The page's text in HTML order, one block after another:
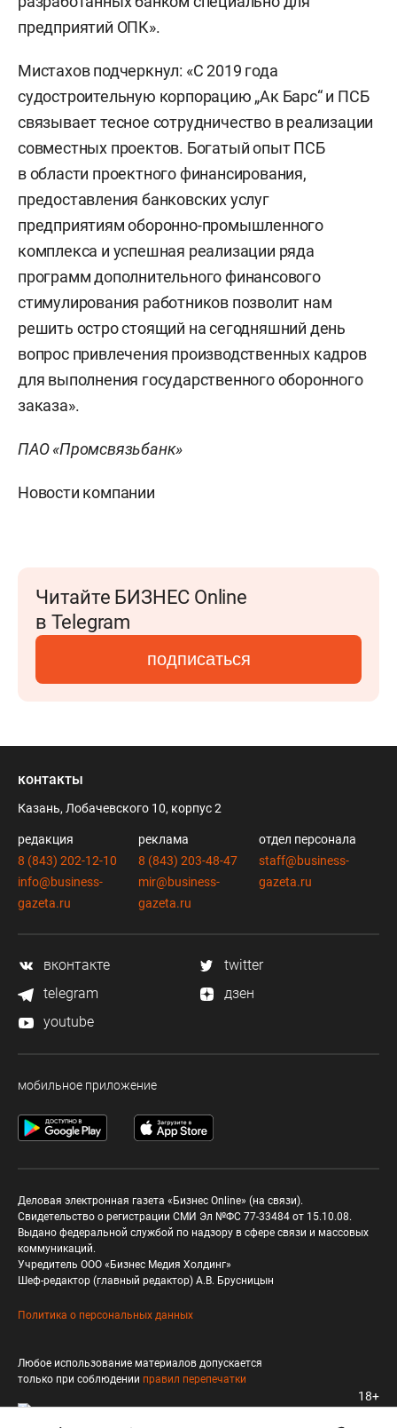
предприятий ОПК».
Мистахов подчеркнул: «С 2019 года
судостроительную корпорацию „Ак Барс“ и ПСБ
связывает тесное сотрудничество в реализации
совместных проектов. Богатый опыт ПСБ
в области проектного финансирования,
предоставления банковских услуг
предприятиям оборонно-промышленного
комплекса и успешная реализации ряда
программ дополнительного финансового
стимулирования работников позволит нам
решить остро стоящий на сегодняшний день
вопрос привлечения производственных кадров
для выполнения государственного оборонного
заказа».
ПАО «Промсвязьбанк»
Новости компании
Читайте БИЗНЕС Online
в Telegram
подписаться
контакты
Казань, Лобачевского 10, корпус 2
редакция
8 (843) 202-12-10
info@business-
gazeta.ru
реклама
8 (843) 203-48-47
mir@business-
gazeta.ru
отдел персонала
staff@business-
gazeta.ru
вконтакте
twitter
telegram
дзен
youtube
мобильное приложение
Деловая электронная газета «Бизнес Online» (на связи).
Свидетельство о регистрации СМИ Эл №ФС 77-33484 от 15.10.08.
Выдано федеральной службой по надзору в сфере связи и массовых
коммуникаций.
Учредитель ООО «Бизнес Медия Холдинг»
Шеф-редактор (главный редактор) А.В. Брусницын
Политика о персональных данных
Любое использование материалов допускается
только при соблюдении правил перепечатки
18+